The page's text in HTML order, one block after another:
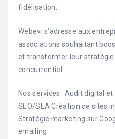
fidélisation.
Webevi s’adresse aux
associations souhaitant
et transformer leur
concurrentiel.
Nos services : Audit digital
SEO/SEA Création de sites
Stratégie marketing sur
emailing